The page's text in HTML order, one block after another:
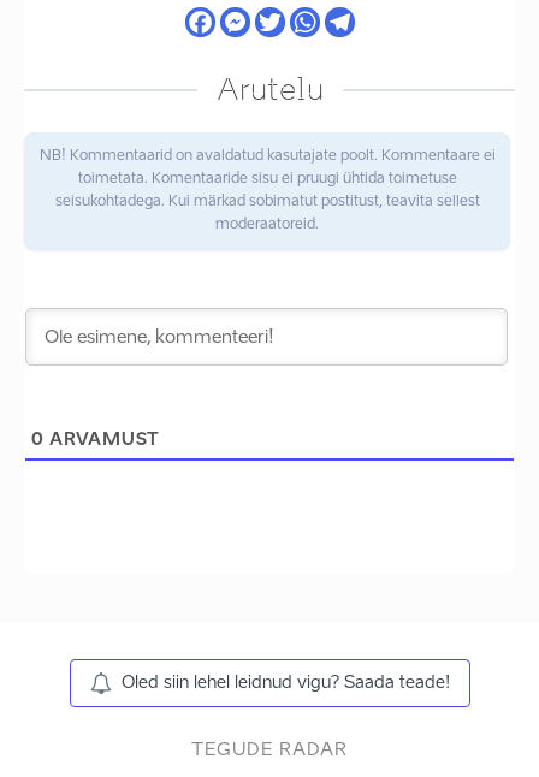
Arutelu
NB! Kommentaarid on avaldatud kasutajate poolt. Kommentaare ei
toimetata. Komentaaride sisu ei pruugi ühtida toimetuse
seisukohtadega. Kui märkad sobimatut postitust, teavita sellest
moderaatoreid.
0 ARVAMUST
Oled siin lehel leidnud vigu? Saada teade!
TEGUDE RADAR